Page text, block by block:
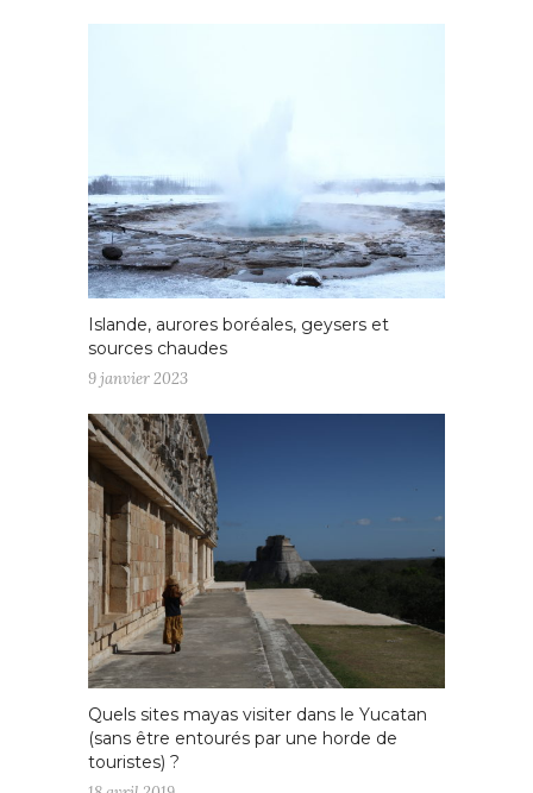
Islande, aurores boréales, geysers et
sources chaudes
9 janvier 2023
Quels sites mayas visiter dans le Yucatan
(sans être entourés par une horde de
touristes) ?